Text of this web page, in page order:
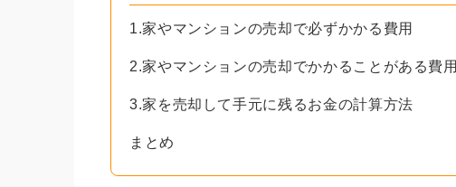
1.家やマンションの売却で必ずかかる費用
2.家やマンションの売却でかかることがある費用
3.家を売却して手元に残るお金の計算方法
まとめ